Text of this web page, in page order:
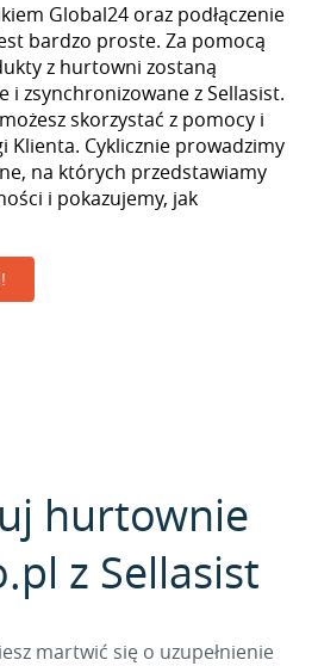
Global24 oraz podłączenie
bardzo proste. Za pomocą
z hurtowni zostaną
i zsynchronizowane z Sellasist.
skorzystać z pomocy i
Klienta. Cyklicznie prowadzimy
na których przedstawiamy
i pokazujemy, jak
hurtownie
z Sellasist
martwić się o uzupełnienie